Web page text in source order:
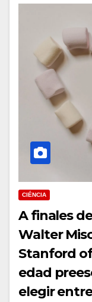
CIÉNCIA
A finales
Walter
Stanford
edad
elegir